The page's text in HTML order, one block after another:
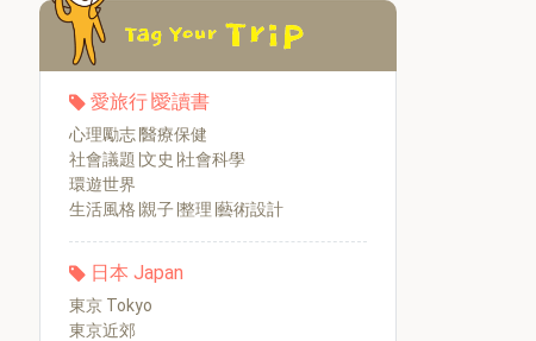
愛旅行∣愛讀書
心理勵志∣醫療保健
社會議題∣文史∣社會科學
環遊世界
生活風格∣親子∣整理∣藝術設計
日本 Japan
東京 Tokyo
東京近郊